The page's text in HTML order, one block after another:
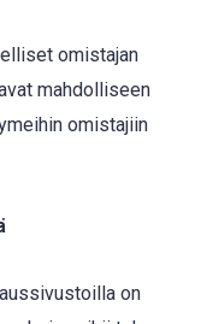
omistajan
mahdolliseen
omistajiin
on